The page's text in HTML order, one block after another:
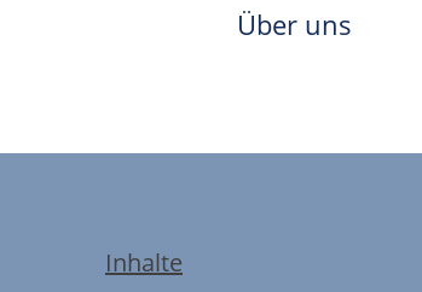
Über uns
Inhalte